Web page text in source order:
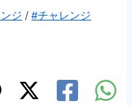
ジ /#チャレンジ